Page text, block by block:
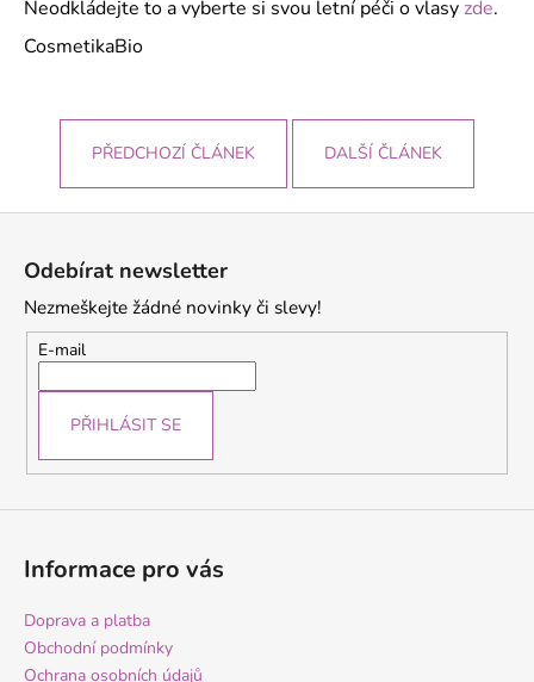
Neodkládejte to a vyberte si svou letní péči o vlasy zde.
CosmetikaBio
PŘEDCHOZÍ ČLÁNEK DALŠÍ ČLÁNEK
Odebírat newsletter
Nezmeškejte žádné novinky či slevy!
E-mail
PŘIHLÁSIT SE
Informace pro vás
Doprava a platba
Obchodní podmínky
Ochrana osobních údajů